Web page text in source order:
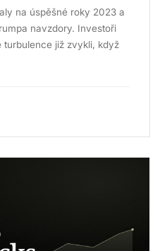
na úspěšné roky 2023 a
navzdory. Investoři
turbulence již zvykli, když